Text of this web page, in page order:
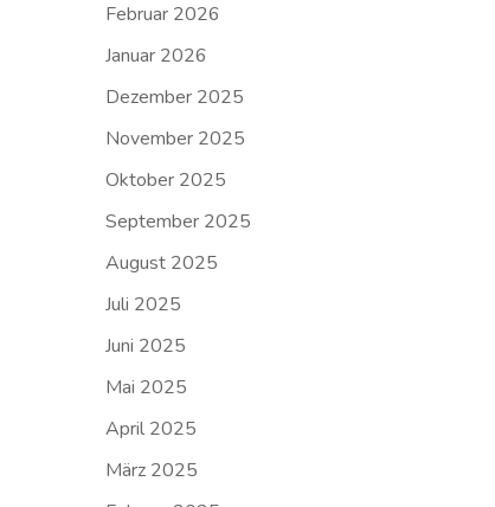
Februar 2026
Januar 2026
Dezember 2025
November 2025
Oktober 2025
September 2025
August 2025
Juli 2025
Juni 2025
Mai 2025
April 2025
März 2025